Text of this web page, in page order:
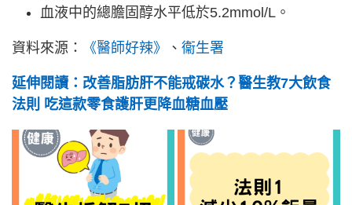
血液中的總膽固醇水平低於5.2mmol/L。
資料來源： 《醫師好辣》 、 衞生署
延伸閱讀：改善脂肪肝不能戒碳水？醫生教7大飲食
法則 吃這款零食護肝更降血糖血壓